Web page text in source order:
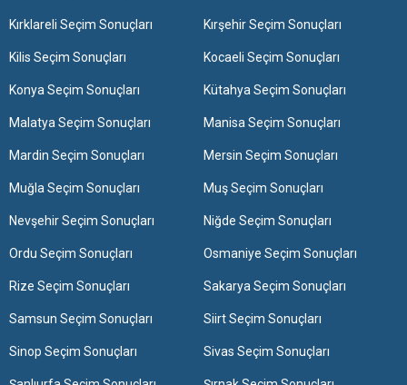
Kırklareli Seçim Sonuçları Kırşehir Seçim Sonuçları
Kilis Seçim Sonuçları Kocaeli Seçim Sonuçları
Konya Seçim Sonuçları Kütahya Seçim Sonuçları
Malatya Seçim Sonuçları Manisa Seçim Sonuçları
Mardin Seçim Sonuçları Mersin Seçim Sonuçları
Muğla Seçim Sonuçları Muş Seçim Sonuçları
Nevşehir Seçim Sonuçları Niğde Seçim Sonuçları
Ordu Seçim Sonuçları Osmaniye Seçim Sonuçları
Rize Seçim Sonuçları Sakarya Seçim Sonuçları
Samsun Seçim Sonuçları Siirt Seçim Sonuçları
Sinop Seçim Sonuçları Sivas Seçim Sonuçları